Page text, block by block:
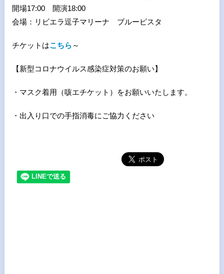
開場17:00 開演18:00
会場：リビエラ逗子マリーナ ブルービスタ
チケットはこちら ～
【新型コロナウイルス感染症対策のお願い】
・マスク着用（咳エチケット）をお願いいたします。
・出入り口での手指消毒にご協力ください